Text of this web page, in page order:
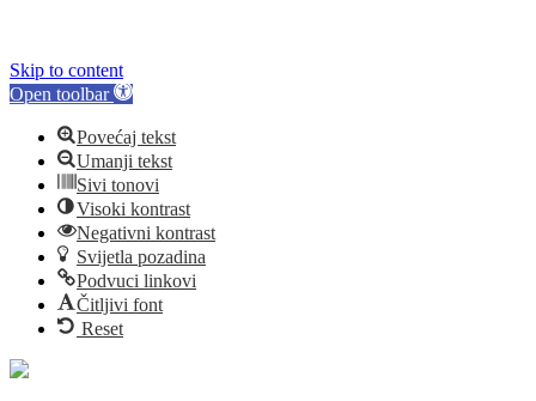
Skip to content
Open toolbar
Povećaj tekst
Umanji tekst
Sivi tonovi
Visoki kontrast
Negativni kontrast
Svijetla pozadina
Podvuci linkovi
Čitljivi font
Reset